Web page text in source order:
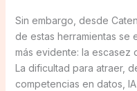
Sin embargo, desde
de estas herramientas se
más evidente: la escasez
La dificultad para atraer,
competencias en datos,